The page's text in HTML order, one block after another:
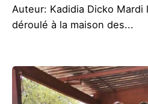
Auteur: Kadidia Dicko Mardi
déroulé à la maison des...